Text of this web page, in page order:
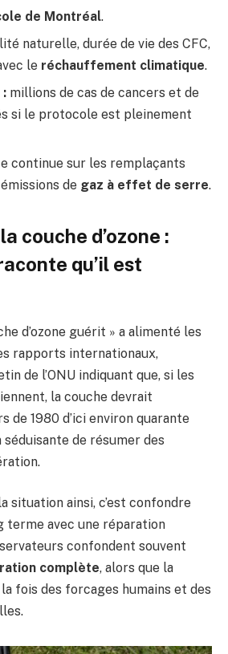
de Montréal.
naturelle, durée de vie des CFC,
le réchauffement climatique.
: millions de cas de cancers et de
si le protocole est pleinement
continue sur les remplaçants
de gaz à effet de serre.
couche d’ozone :
qu’il est
d’ozone guérit » a alimenté les
rapports internationaux,
de l’ONU indiquant que, si les
la couche devrait
de 1980 d’ici environ quarante
séduisante de résumer des
situation ainsi, c’est confondre
terme avec une réparation
confondent souvent
complète, alors que la
fois des forcages humains et des